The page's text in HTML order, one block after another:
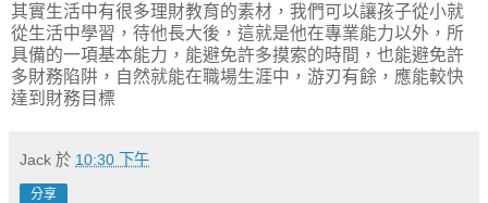
其實生活中有很多理財教育的素材，我們可以讓孩子從小就
從生活中學習，待他長大後，這就是他在專業能力以外，所
具備的一項基本能力，能避免許多摸索的時間，也能避免許
多財務陷阱，自然就能在職場生涯中，游刃有餘，應能較快
達到財務目標
Jack 於 10:30 下午
分享